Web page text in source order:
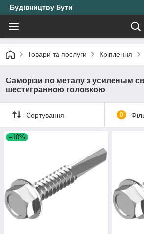
Будівництву Бути
Товари та послуги Кріплення
Саморізи по металу з усиленым
шестигранною головкою
Сортування 0
–10%